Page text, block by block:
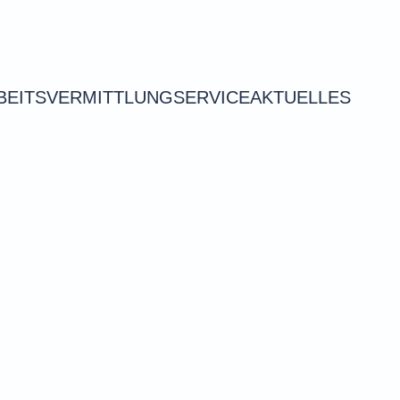
SERVICEAKTUELLES